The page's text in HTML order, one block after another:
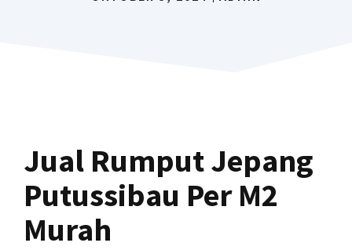
Jual Rumput Jepang
Putussibau Per M2
Murah